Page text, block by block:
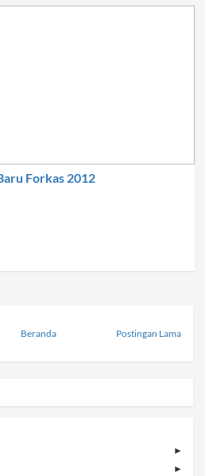
Forkas 2012
Postingan Lama
Beranda
►
►